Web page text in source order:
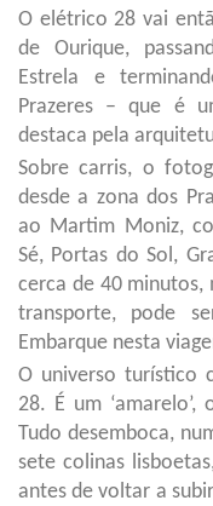
O elétrico 28 vai
de Ourique,
Estrela e
Prazeres – que é
destaca pela
Sobre carris, o
desde a zona dos
ao Martim Moniz,
Sé, Portas do Sol,
cerca de 40
transporte, pode
Embarque nesta
O universo turístico
28. É um
Tudo desemboca,
sete colinas
antes de voltar a